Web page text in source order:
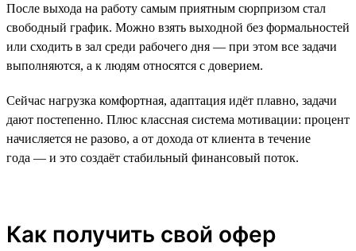
После выхода на работу самым приятным сюрпризом стал
свободный график. Можно взять выходной без формальностей
или сходить в зал среди рабочего дня — при этом все задачи
выполняются, а к людям относятся с доверием.
Сейчас нагрузка комфортная, адаптация идёт плавно, задачи
дают постепенно. Плюс классная система мотивации: процент
начисляется не разово, а от дохода от клиента в течение
года — и это создаёт стабильный финансовый поток.
Как получить свой офер